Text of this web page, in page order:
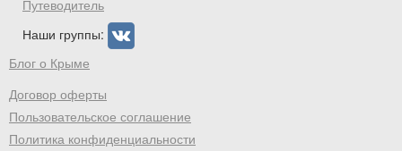
Путеводитель
Наши группы:
Блог о Крыме
Договор оферты
Пользовательское соглашение
Политика конфиденциальности
промокод на первое бронирование!